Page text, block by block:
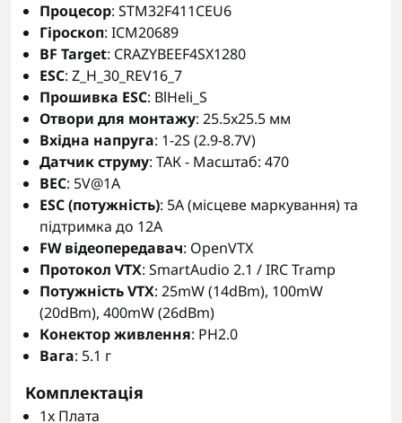
Процесор: STM32F411CEU6
Гіроскоп: ICM20689
BF Target: CRAZYBEEF4SX1280
ESC: Z_H_30_REV16_7
Прошивка ESC: BlHeli_S
Отвори для монтажу: 25.5x25.5 мм
Вхідна напруга: 1-2S (2.9-8.7V)
Датчик струму: ТАК - Масштаб: 470
BEC: 5V@1A
ESC (потужність): 5A (місцеве маркування) та
підтримка до 12A
FW відеопередавач: OpenVTX
Протокол VTX: SmartAudio 2.1 / IRC Tramp
Потужність VTX: 25mW (14dBm), 100mW
(20dBm), 400mW (26dBm)
Конектор живлення: PH2.0
Вага: 5.1 г
Комплектація
1x Плата